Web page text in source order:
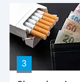
konuştu
3